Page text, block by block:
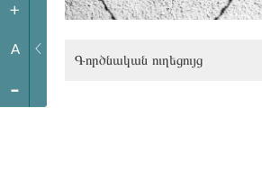
+
A
-
Գործնական ուղեցույց